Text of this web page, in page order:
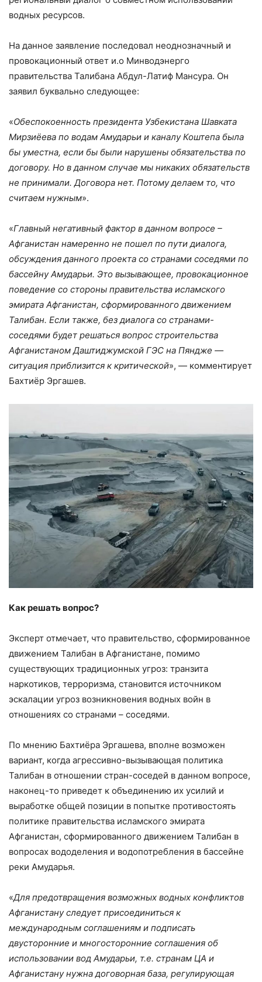
водных ресурсов.
На данное заявление последовал неоднозначный и
провокационный ответ и.о Минводэнерго
правительства Талибана Абдул-Латиф Мансура. Он
заявил буквально следующее:
«Обеспокоенность президента Узбекистана Шавката
Мирзиёева по водам Амударьи и каналу Коштепа была
бы уместна, если бы были нарушены обязательства по
договору. Но в данном случае мы никаких обязательств
не принимали. Договора нет. Потому делаем то, что
считаем нужным».
«Главный негативный фактор в данном вопросе –
Афганистан намеренно не пошел по пути диалога,
обсуждения данного проекта со странами соседями по
бассейну Амударьи. Это вызывающее, провокационное
поведение со стороны правительства исламского
эмирата Афганистан, сформированного движением
Талибан. Если также, без диалога со странами-
соседями будет решаться вопрос строительства
Афганистаном Даштиджумской ГЭС на Пяндже —
ситуация приблизится к критической», — комментирует
Бахтиёр Эргашев.
Как решать вопрос?
Эксперт отмечает, что правительство, сформированное
движением Талибан в Афганистане, помимо
существующих традиционных угроз: транзита
наркотиков, терроризма, становится источником
эскалации угроз возникновения водных войн в
отношениях со странами – соседями.
По мнению Бахтиёра Эргашева, вполне возможен
вариант, когда агрессивно-вызывающая политика
Талибан в отношении стран-соседей в данном вопросе,
наконец-то приведет к объединению их усилий и
выработке общей позиции в попытке противостоять
политике правительства исламского эмирата
Афганистан, сформированного движением Талибан в
вопросах вододеления и водопотребления в бассейне
реки Амударья.
«Для предотвращения возможных водных конфликтов
Афганистану следует присоединиться к
международным соглашениям и подписать
двусторонние и многосторонние соглашения об
использовании вод Амударьи, т.е. странам ЦА и
Афганистану нужна договорная база, регулирующая